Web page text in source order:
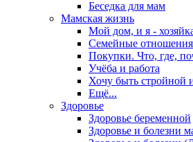
Беседка для мам
Мамская жизнь
Мой дом, и я -
Семейные отношения
Покупки. Что, где,
Учёба и работа
Хочу быть стройной
Ещё...
Здоровье
Здоровье беременной
Здоровье и болезни